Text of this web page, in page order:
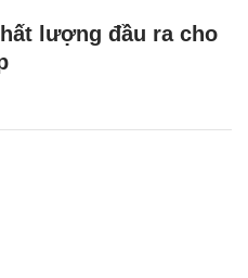
lượng đầu ra cho